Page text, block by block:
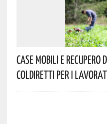
Case Mobili E Recupero
Coldiretti Per I